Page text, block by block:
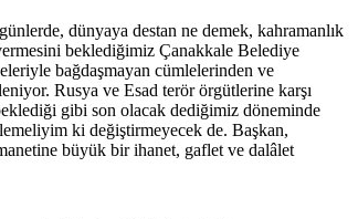
dünyaya destan ne demek, kahramanlık
beklediğimiz Çanakkale Belediye
bağdaşmayan cümlelerinden ve
Rusya ve Esad terör örgütlerine karşı
gibi son olacak dediğimiz döneminde
ki değiştirmeyecek de. Başkan,
büyük bir ihanet, gaflet ve dalâlet